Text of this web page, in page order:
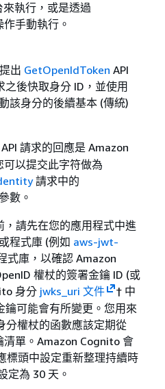
執行，或是透過
作手動執行。
出 GetOpenIdToken API
後快取身分 ID，並使用
該身分的後續基本 (傳統)
API 請求的回應是 Amazon
以提交此字符做為
請求中的
數。
，請先在您的應用程式中進
程式庫 (例如 aws-jwt-
式庫，以確認 Amazon
權杖的簽署金鑰 ID (或
身分 jwks_uri 文件
† 中
鑰可能會有所變更。您用來
分權杖的函數應該定期從
單。Amazon Cognito 會
標頭中設定重新整理持續時
定為 30 天。